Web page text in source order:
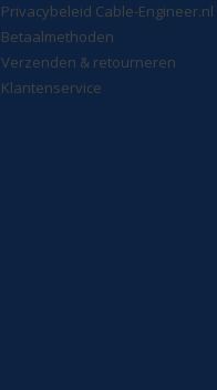
Privacybeleid Cable-Engineer.nl
Betaalmethoden
Verzenden & retourneren
Klantenservice